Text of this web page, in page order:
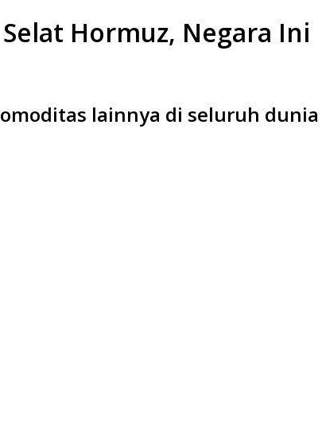
Hormuz, Negara Ini
lainnya di seluruh dunia